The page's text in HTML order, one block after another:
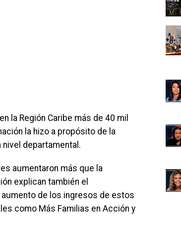
la Región Caribe más de 40 mil
la hizo a propósito de la
departamental.
aumentaron más que la
explican también el
de los ingresos de estos
como Más Familias en Acción y